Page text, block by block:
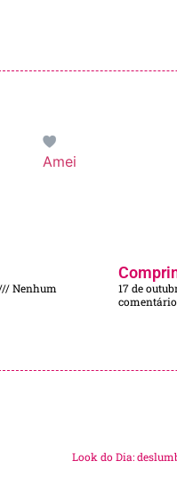
Amei
Nenhum
17 de
comentário
Look do Dia: